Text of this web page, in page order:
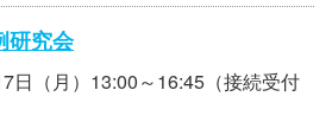
研究会
日（月）13:00～16:45（接続受付